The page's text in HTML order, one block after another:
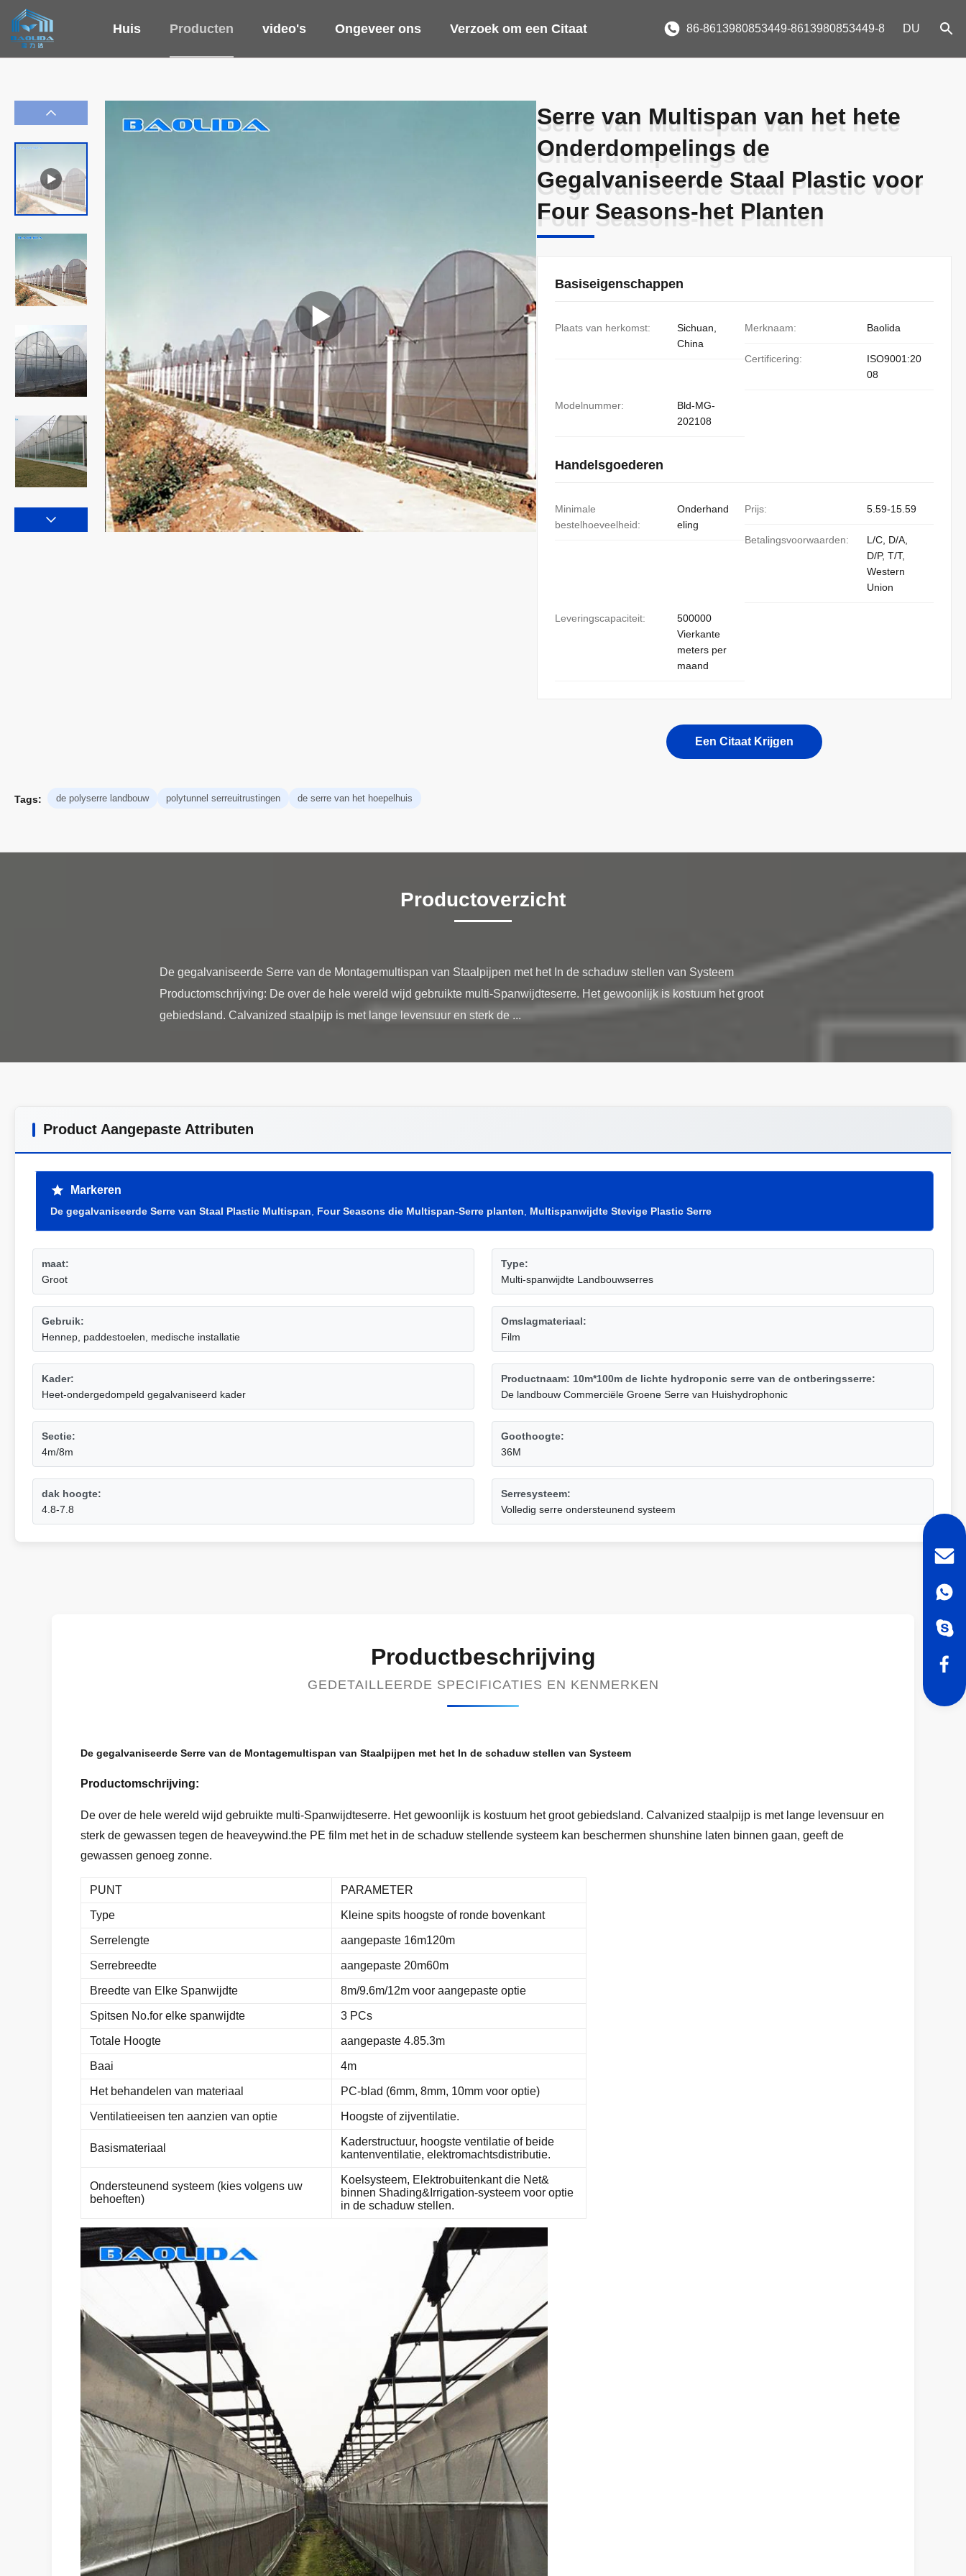
Huis Producten video's Ongeveer ons Verzoek om een Citaat 86-8613980853449-8613980853449-8 DU
Serre van Multispan van het hete
Onderdompelings de
Gegalvaniseerde Staal Plastic voor
Four Seasons-het Planten
Serre van Multispan van het hete
Onderdompelings de
Gegalvaniseerde Staal Plastic voor
Four Seasons-het Planten
Basiseigenschappen
Plaats van herkomst:
Sichuan,
China
Merknaam: Baolida
Certificering:
ISO9001:20
08
Modelnummer:
Bld-MG-
202108
Handelsgoederen
Minimale
bestelhoeveelheid:
Onderhand
eling
Prijs: 5.59-15.59
Betalingsvoorwaarden:
L/C, D/A,
D/P, T/T,
Western
Union
Leveringscapaciteit:
500000
Vierkante
meters per
maand
Een Citaat Krijgen
Tags: de polyserre landbouw polytunnel serreuitrustingen de serre van het hoepelhuis
Productoverzicht
De gegalvaniseerde Serre van de Montagemultispan van Staalpijpen met het In de schaduw stellen van Systeem
Productomschrijving: De over de hele wereld wijd gebruikte multi-Spanwijdteserre. Het gewoonlijk is kostuum het groot
Product Aangepaste Attributen
Markeren
De gegalvaniseerde Serre van Staal Plastic Multispan Four Seasons die Multispan-Serre planten Multispanwijdte Stevige Plastic Serre
maat:
Groot
Type:
Multi-spanwijdte Landbouwserres
Gebruik:
Hennep, paddestoelen, medische installatie
Omslagmateriaal:
Film
Kader:
Heet-ondergedompeld gegalvaniseerd kader
Productnaam: 10m*100m de lichte hydroponic serre van de ontberingsserre:
De landbouw Commerciële Groene Serre van Huishydrophonic
Sectie:
4m/8m
Goothoogte:
36M
dak hoogte:
4.8-7.8
Serresysteem:
Volledig serre ondersteunend systeem
Productbeschrijving
GEDETAILLEERDE SPECIFICATIES EN KENMERKEN
De gegalvaniseerde Serre van de Montagemultispan van Staalpijpen met het In de schaduw stellen van Systeem
Productomschrijving:
De over de hele wereld wijd gebruikte multi-Spanwijdteserre. Het gewoonlijk is kostuum het groot gebiedsland. Calvanized staalpijp is met lange levensuur en
sterk de gewassen tegen de heaveywind.the PE film met het in de schaduw stellende systeem kan beschermen shunshine laten binnen gaan, geeft de
gewassen genoeg zonne.
PUNT PARAMETER
Type Kleine spits hoogste of ronde bovenkant
Serrelengte aangepaste 16m120m
Serrebreedte aangepaste 20m60m
Breedte van Elke Spanwijdte 8m/9.6m/12m voor aangepaste optie
Spitsen No.for elke spanwijdte 3 PCs
Totale Hoogte aangepaste 4.85.3m
Baai 4m
Het behandelen van materiaal PC-blad (6mm, 8mm, 10mm voor optie)
Ventilatieeisen ten aanzien van optie Hoogste of zijventilatie.
Basismateriaal
Kaderstructuur, hoogste ventilatie of beide
kantenventilatie, elektromachtsdistributie.
Ondersteunend systeem (kies volgens uw
behoeften)
Koelsysteem, Elektrobuitenkant die Net&
binnen Shading&Irrigation-systeem voor optie
in de schaduw stellen.